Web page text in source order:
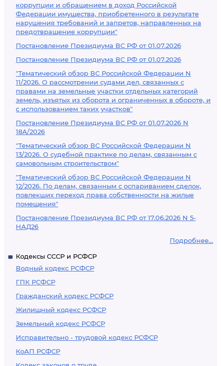
коррупции и обращением в доход Российской
Федерации имущества, приобретенного в результате
нарушения требований и запретов, направленных на
предотвращение коррупции"
Постановление Президиума ВС РФ от 01.07.2026
Постановление Президиума ВС РФ от 01.07.2026
"Тематический обзор ВС Российской Федерации N
11/2026. О рассмотрении судами дел, связанных с
правами на земельные участки отдельных категорий
земель, изъятых из оборота и ограниченных в обороте, и
с использованием таких участков"
Постановление Президиума ВС РФ от 01.07.2026 N
18А/2026
"Тематический обзор ВС Российской Федерации N
13/2026. О судебной практике по делам, связанным с
самовольным строительством"
"Тематический обзор ВС Российской Федерации N
12/2026. По делам, связанным с оспариванием сделок,
повлекших переход права собственности на жилые
помещения"
Постановление Президиума ВС РФ от 17.06.2026 N 5-
НАД26
Подробнее...
Кодексы СССР и РСФСР
Водный кодекс РСФСР
ГПК РСФСР
Гражданский кодекс РСФСР
Жилищный кодекс РСФСР
Земельный кодекс РСФСР
Исправительно - трудовой кодекс РСФСР
КоАП РСФСР